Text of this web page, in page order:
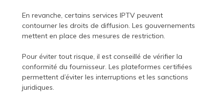
En revanche, certains services IPTV peuvent
contourner les droits de diffusion. Les gouvernements
mettent en place des mesures de restriction.
Pour éviter tout risque, il est conseillé de vérifier la
conformité du fournisseur. Les plateformes certifiées
permettent d’éviter les interruptions et les sanctions
juridiques.